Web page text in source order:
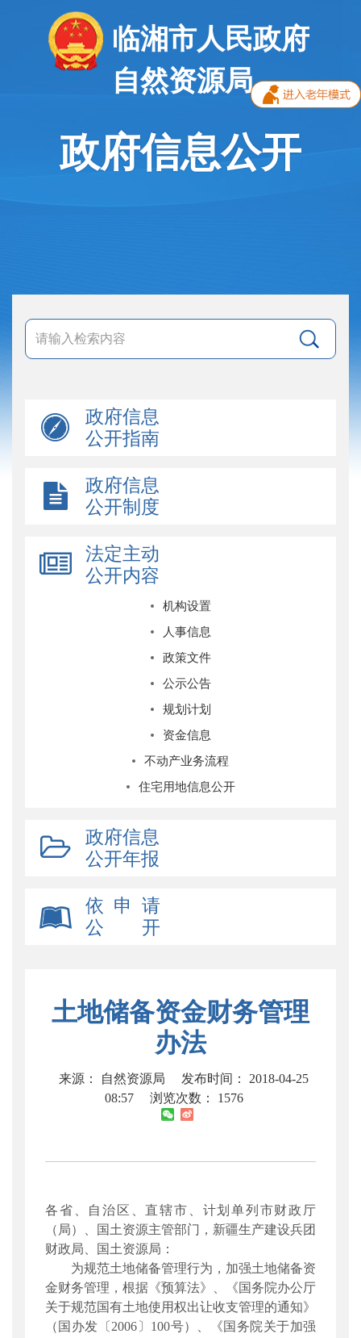
临湘市人民政府
自然资源局
政府信息公开
政府信息
公开指南
政府信息
公开制度
法定主动
公开内容
机构设置
人事信息
政策文件
公示公告
规划计划
资金信息
不动产业务流程
住宅用地信息公开
政府信息
公开年报
依 申 请
公 开
土地储备资金财务管理
办法
来源： 自然资源局
发布时间： 2018-04-25
08:57
浏览次数： 1576
各省、自治区、直辖市、计划单列市财政厅
（局）、国土资源主管部门，新疆生产建设兵团
财政局、国土资源局：
为规范土地储备管理行为，加强土地储备资
金财务管理，根据《预算法》、《国务院办公厅
关于规范国有土地使用权出让收支管理的通知》
（国办发〔2006〕100号）、《国务院关于加强